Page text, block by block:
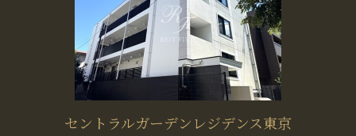
セントラルガーデンレジデンス東京